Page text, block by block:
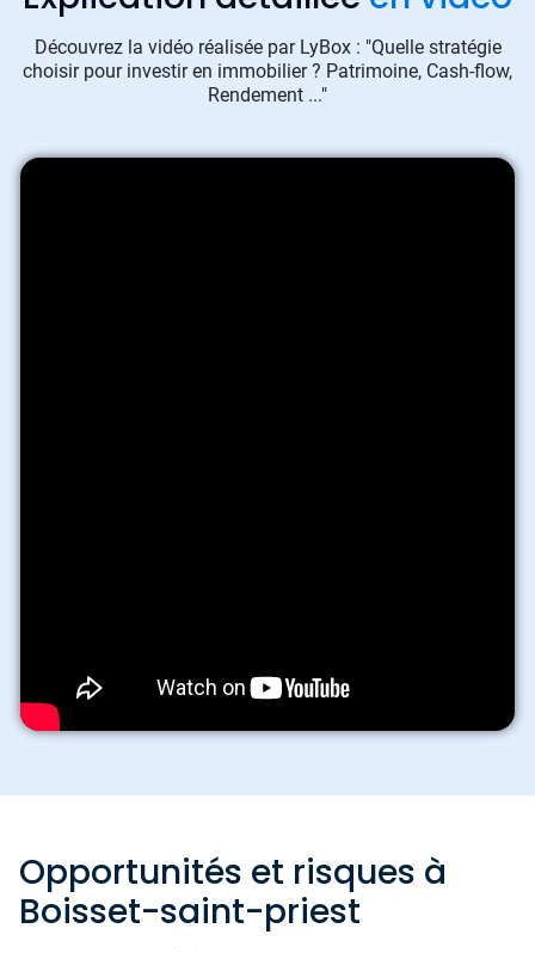
Découvrez la vidéo réalisée par LyBox : "Quelle stratégie
choisir pour investir en immobilier ? Patrimoine, Cash-flow,
Rendement ..."
Opportunités et risques à
Boisset-saint-priest